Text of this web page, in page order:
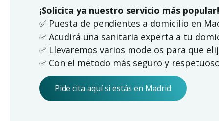
¡Solicita ya nuestro servicio más popular!
✅ Puesta de pendientes a domicilio en
✅ Acudirá una sanitaria experta a tu
✅ Llevaremos varios modelos para que
✅ Con el método más seguro y
Pide cita aquí si estás en Madrid